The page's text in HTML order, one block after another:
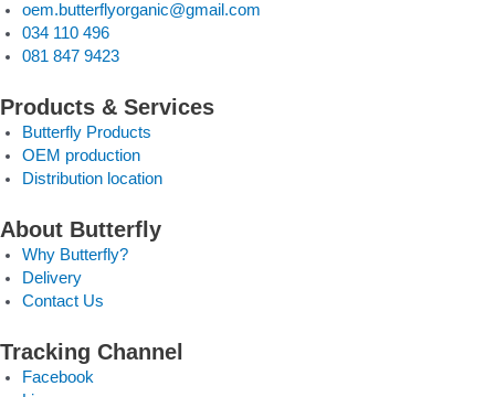
oem.butterflyorganic@gmail.com
034 110 496
081 847 9423
Products & Services
Butterfly Products
OEM production
Distribution location
About Butterfly
Why Butterfly?
Delivery
Contact Us
Tracking Channel
Facebook